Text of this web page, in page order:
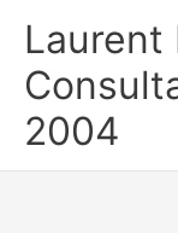
Laurent
2004